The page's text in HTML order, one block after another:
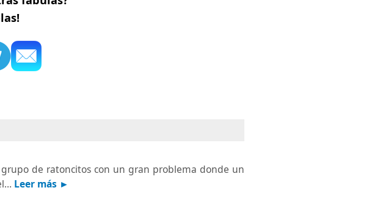
de ratoncitos con un gran problema donde un
Leer más ►